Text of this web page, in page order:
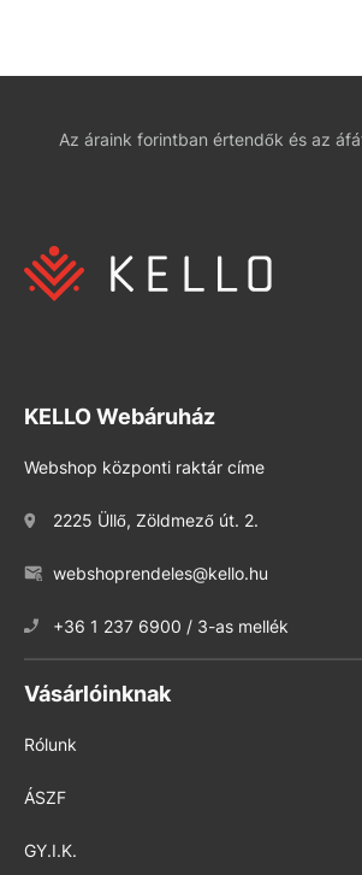
Az áraink forintban értendők és az
KELLO Webáruház
Webshop központi raktár címe
2225 Üllő, Zöldmező út. 2.
webshoprendeles@kello.hu
+36 1 237 6900 / 3-as mellék
Vásárlóinknak
Rólunk
ÁSZF
GY.I.K.